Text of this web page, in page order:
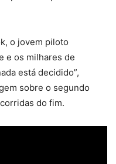
o jovem piloto
e os milhares de
está decidido”,
sobre o segundo
do fim.